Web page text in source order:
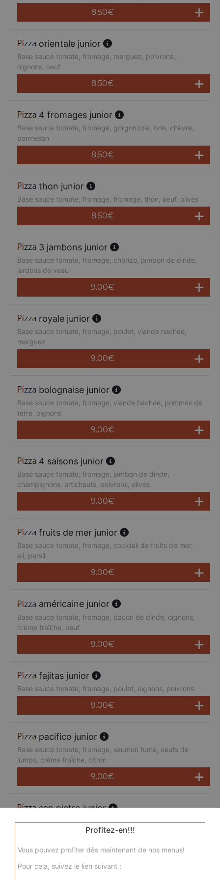
8.50€
orientale junior
Base sauce tomate, fromage, merguez, poivrons,
oignons, oeuf
8.50€
4 fromages junior
Base sauce tomate, fromage, gorgonzola, brie, chèvre,
parmesan
8.50€
thon junior
Base sauce tomate, fromage, fromage, thon, oeuf, olives
8.50€
3 jambons junior
Base sauce tomate, fromage, chorizo, jambon de dinde,
lardons de veau
9.00€
royale junior
Base sauce tomate, fromage, poulet, viande hachée,
merguez
9.00€
bolognaise junior
Base sauce tomate, fromage, viande hachée, pommes de
terre, oignons
9.00€
4 saisons junior
Base sauce tomate, fromage, jambon de dinde,
champignons, artichauts, poivrons, olives
9.00€
fruits de mer junior
Base sauce tomate, fromage, cocktail de fruits de mer,
ail, persil
9.00€
américaine junior
Base sauce tomate, fromage, bacon de dinde, oignons,
crème fraîche, oeuf
9.00€
fajitas junior
Base sauce tomate, fromage, poulet, oignons, poivrons
9.00€
pacifico junior
Base sauce tomate, fromage, saumon fumé, oeufs de
lumps, crème fraîche, citron
9.00€
san pietro junior
Base sauce tomate, fromage, chorizo, jambon de dinde,
merguez, champignons
9.00€
Profitez-en!!!
Vous pouvez profiter dès maintenant de nos menus!
Pour cela, suivez le lien suivant :